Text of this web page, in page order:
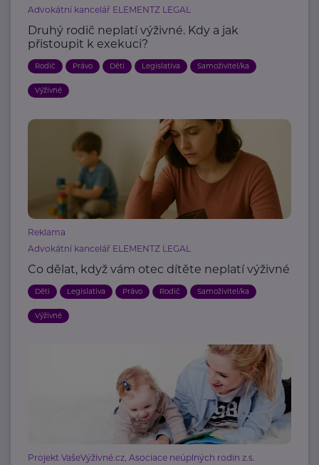
Advokátní kancelář ELEMENTZ LEGAL
Druhý rodič neplatí výživné. Kdy a jak
přistoupit k exekuci?
Rodič Právo Děti Legislativa Samoživitel/ka
Výživné
Reklama
Advokátní kancelář ELEMENTZ LEGAL
Co dělat, když vám otec dítěte neplatí výživné
Děti Legislativa Právo Rodič Samoživitel/ka
Výživné
Projekt VašeVýživné.cz, Asociace neúplných rodin z.s.